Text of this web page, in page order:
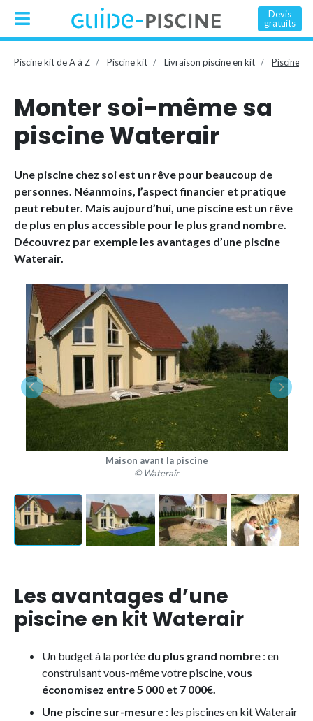
Devis
gratuits
Piscine kit de A à Z Piscine kit Livraison piscine en kit Piscine
Monter soi-même sa
piscine Waterair
Une piscine chez soi est un rêve pour beaucoup de
personnes. Néanmoins, l’aspect financier et pratique
peut rebuter. Mais aujourd’hui, une piscine est un rêve
de plus en plus accessible pour le plus grand nombre.
Découvrez par exemple les avantages d’une piscine
Waterair.
Maison avant la piscine
© Waterair
Les avantages d’une
piscine en kit Waterair
Un budget à la portée du plus grand nombre : en
construisant vous-même votre piscine,vous
économisez entre 5 000 et 7 000€.
Une piscine sur-mesure : les piscines en kit Waterair